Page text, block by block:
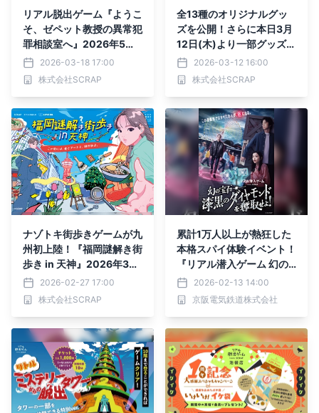
リアル脱出ゲーム『ようこ
そ、ゼペット教授の異常犯
罪相談室へ』2026年5月1
4日(木)よりリアル脱出ゲ
ーム吉祥寺店で開催決定！
2026-03-18 17:00
株式会社SCRAP
全13種のオリジナルグッ
ズを公開！さらに本日3月
12日(木)より一部グッズの
事前販売もスタート リア
ル脱出ゲーム「全国夜の遊
園地」シリーズ最新作『夜
2026-03-12 16:00
株式会社SCRAP
ナゾトキ街歩きゲームが九
州初上陸！『福岡謎解き街
歩き in 天神』2026年3月
19日(木)より開催
2026-02-27 17:00
株式会社SCRAP
累計1万人以上が熱狂した
本格スパイ体験イベント！
『リアル潜入ゲーム 幻の
宝石「漆黒のダイヤモン
ド」を奪取せよ！』2026
年3月終了決定
2026-02-13 14:00
京阪電気鉄道株式会社